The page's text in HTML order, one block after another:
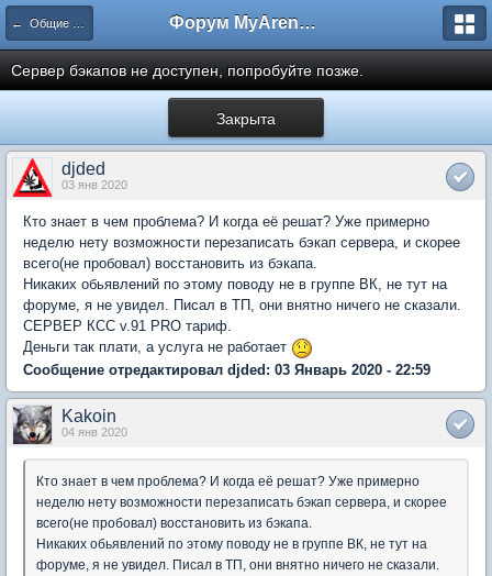
← Общие вопросы Форум MyArena.ru
Сервер бэкапов не доступен, попробуйте позже.
Закрыта
djded
03 янв 2020
Кто знает в чем проблема? И когда её решат? Уже примерно
неделю нету возможности перезаписать бэкап сервера, и скорее
всего(не пробовал) восстановить из бэкапа.
Никаких обьявлений по этому поводу не в группе ВК, не тут на
форуме, я не увидел. Писал в ТП, они внятно ничего не сказали.
СЕРВЕР КСС v.91 PRO тариф.
Деньги так плати, а услуга не работает
Сообщение отредактировал djded: 03 Январь 2020 - 22:59
Kakoin
04 янв 2020
Кто знает в чем проблема? И когда её решат? Уже примерно
неделю нету возможности перезаписать бэкап сервера, и скорее
всего(не пробовал) восстановить из бэкапа.
Никаких обьявлений по этому поводу не в группе ВК, не тут на
форуме, я не увидел. Писал в ТП, они внятно ничего не сказали.